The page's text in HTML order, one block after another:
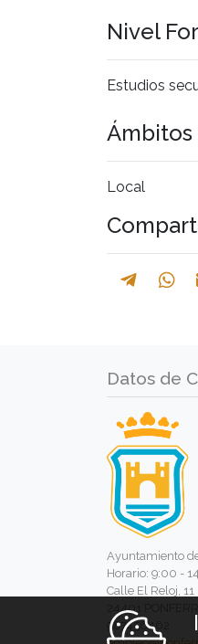
Nivel
Estudios
Local
Datos de
Ayuntamiento
Horario: 9:00 -
Calle El Reloj, 11
24401
987456462